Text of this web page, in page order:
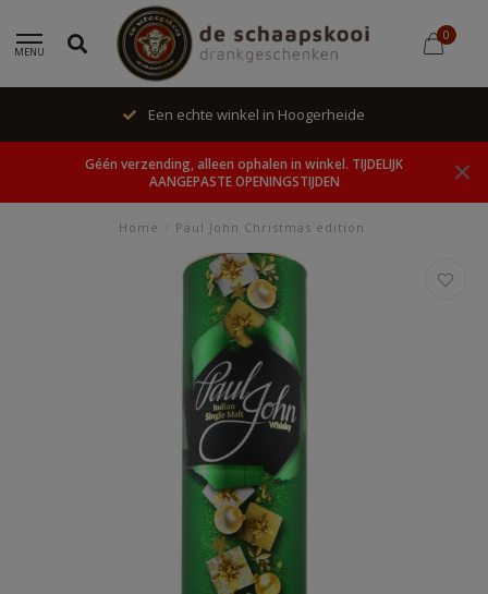
MENU
0
Een echte winkel in Hoogerheide
Géén verzending, alleen ophalen in winkel. TIJDELIJK
AANGEPASTE OPENINGSTIJDEN
Home Paul John Christmas edition